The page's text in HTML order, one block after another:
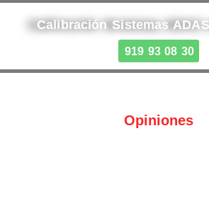
Calibración Sistemas
919 93 08 30
Opiniones